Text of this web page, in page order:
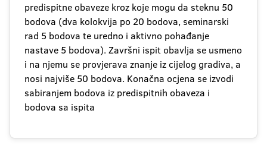
predispitne obaveze kroz koje mogu da steknu 50
bodova (dva kolokvija po 20 bodova, seminarski
rad 5 bodova te uredno i aktivno pohađanje
nastave 5 bodova). Završni ispit obavlja se usmeno
i na njemu se provjerava znanje iz cijelog gradiva, a
nosi najviše 50 bodova. Konačna ocjena se izvodi
sabiranjem bodova iz predispitnih obaveza i
bodova sa ispita